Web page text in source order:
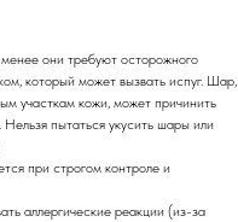
они требуют осторожного
который может вызвать испуг. Шар,
участкам кожи, может причинить
пытаться укусить шары или
при строгом контроле и
аллергические реакции (из-за